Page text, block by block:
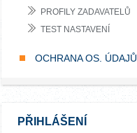
PROFILY ZADAVATELŮ
TEST NASTAVENÍ
OCHRANA OS. ÚDAJŮ
PŘIHLÁŠENÍ